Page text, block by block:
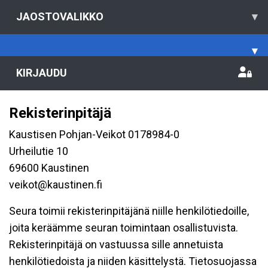
JAOSTOVALIKKO ▾
▾
KIRJAUDU
Rekisterinpitäjä
Kaustisen Pohjan-Veikot 0178984-0
Urheilutie 10
69600 Kaustinen
veikot@kaustinen.fi
Seura toimii rekisterinpitäjänä niille henkilötiedoille,
joita keräämme seuran toimintaan osallistuvista.
Rekisterinpitäjä on vastuussa sille annetuista
henkilötiedoista ja niiden käsittelystä. Tietosuojassa